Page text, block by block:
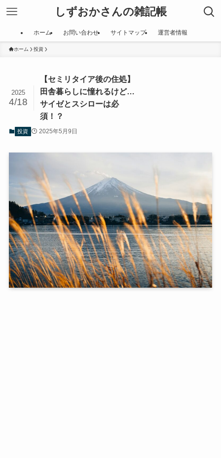
しずおかさんの雑記帳
ホーム お問い合わせ サイトマップ 運営者情報
ホーム 投資
【セミリタイア後の住処】
田舎暮らしに憧れるけど…
サイゼとスシローは必
須！？
2025
4/18
投資 2025年5月9日